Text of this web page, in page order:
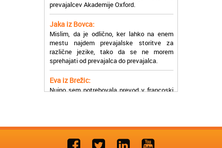
Jaka iz Bovca:
Mislim, da je odlično, ker lahko na enem
mestu najdem prevajalske storitve za
različne jezike, tako da se ne morem
sprehajati od prevajalca do prevajalca.
Eva iz Brežic:
Nujno sem potrebovala prevod v francoski
jezik, na spletu sem našla Oxford, jih
Uslužni, hitri in ljubeznivi, za njih imam